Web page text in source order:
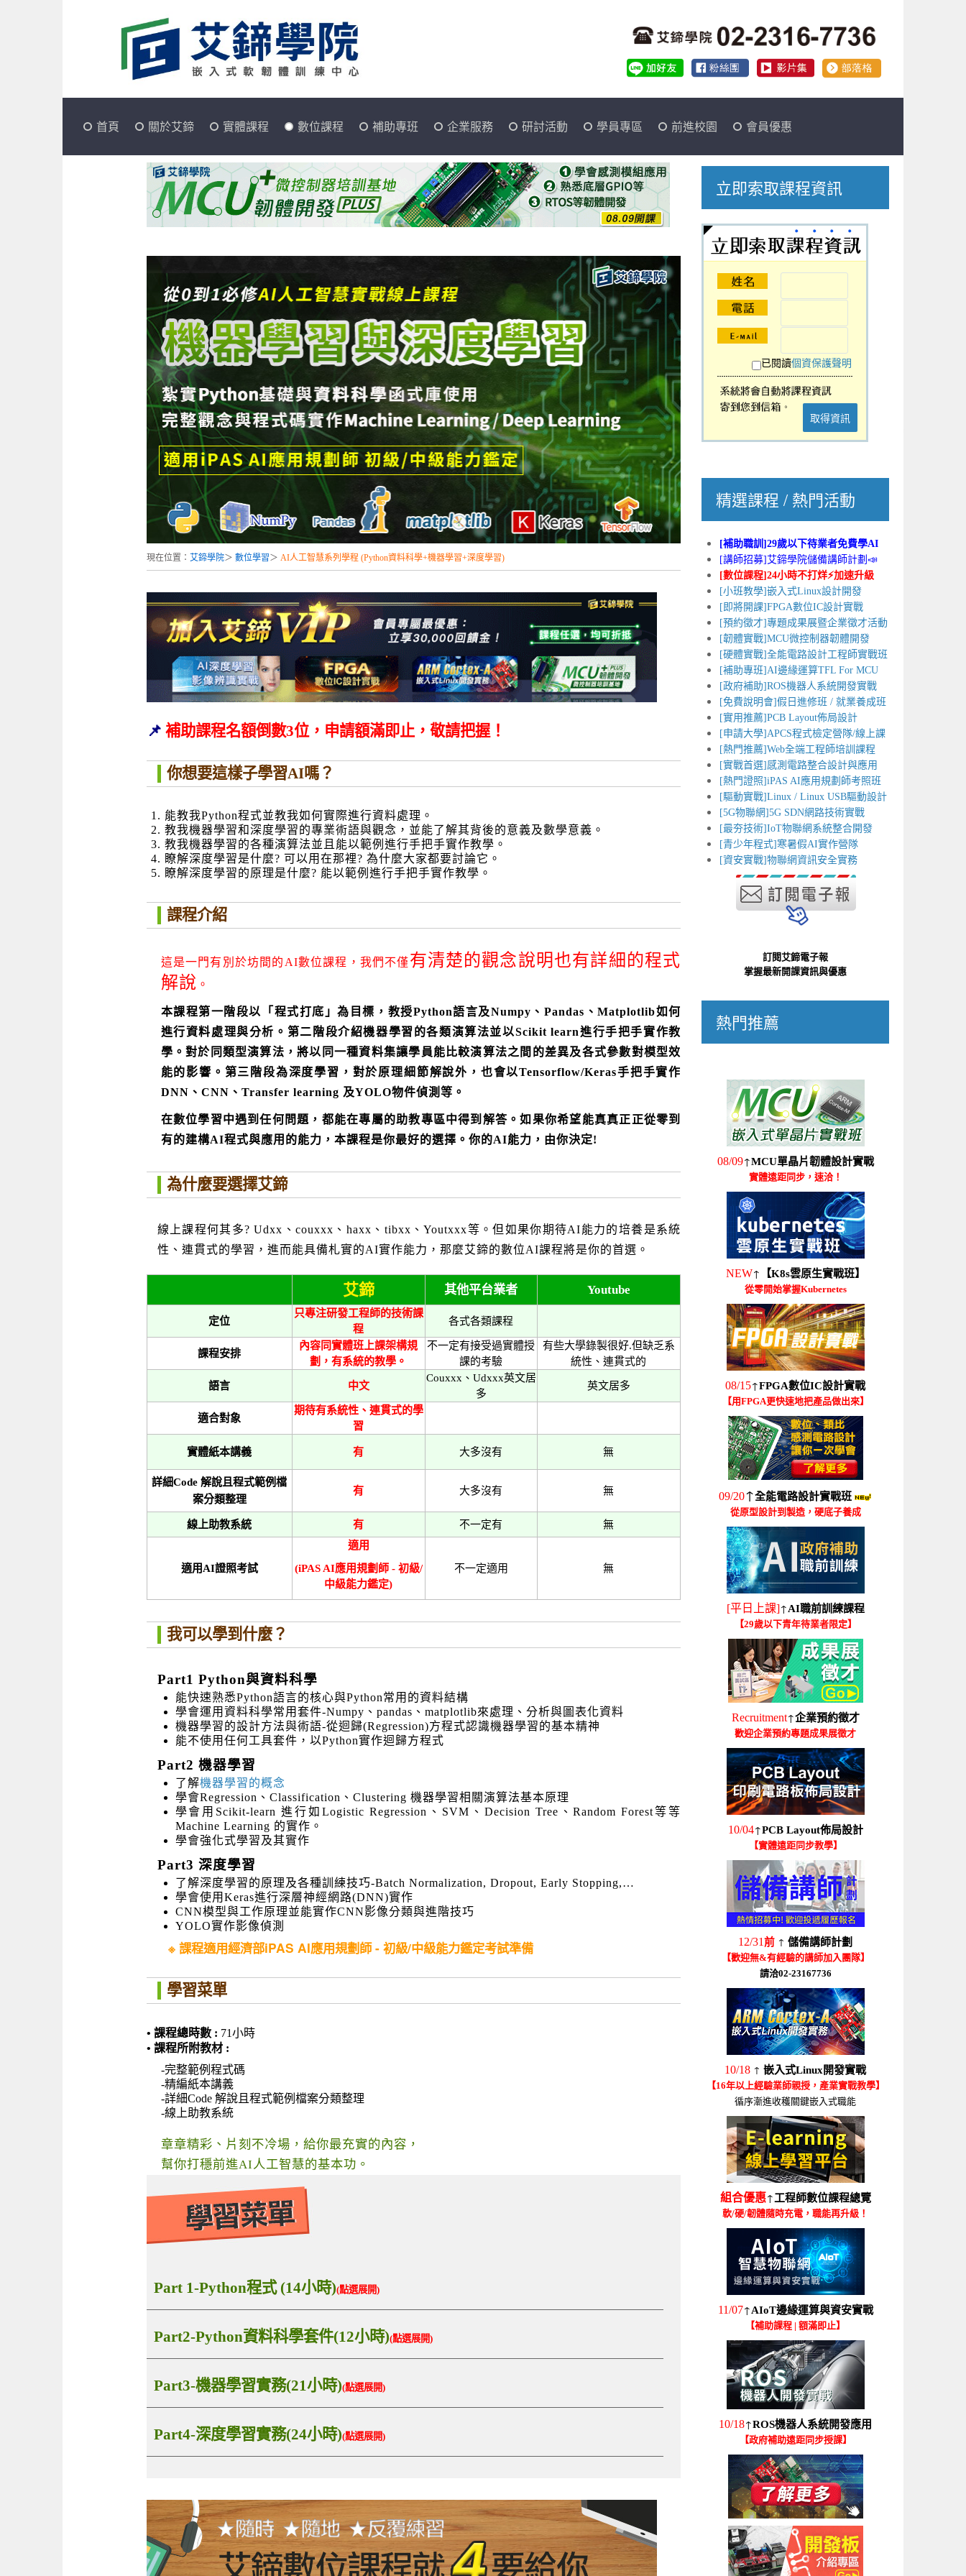
首頁 關於艾鍗 實體課程 數位課程 補助專班 企業服務 研討活動 學員專區 前進校園 會員優惠
現在位置： 艾鍗學院＞ 數位學習＞ AI人工智慧系列學程 (Python資料科學+機器學習+深度學習)
📌 補助課程名額倒數3位，申請額滿即止，敬請把握！
你想要這樣子學習AI嗎？
能教我Python程式並教我如何實際進行資料處理。
教我機器學習和深度學習的專業術語與觀念，並能了解其背後的意義及數學意義。
教我機器學習的各種演算法並且能以範例進行手把手實作教學。
瞭解深度學習是什麼? 可以用在那裡? 為什麼大家都要討論它。
瞭解深度學習的原理是什麼? 能以範例進行手把手實作教學。
課程介紹
這是一門有別於坊間的AI數位課程，我們不僅有清楚的觀念說明也有詳細的程式
解說 。
本課程第一階段以「程式打底」為目標，教授Python語言及Numpy、Pandas、Matplotlib如何
進行資料處理與分析。第二階段介紹機器學習的各類演算法並以Scikit learn進行手把手實作教
學。對於同類型演算法，將以同一種資料集讓學員能比較演算法之間的差異及各式參數對模型效
能的影響。第三階段為深度學習，對於原理細節解說外，也會以Tensorflow/Keras手把手實作
DNN、CNN、Transfer learning 及YOLO物件偵測等。
在數位學習中遇到任何問題，都能在專屬的助教專區中得到解答。如果你希望能真真正正從零到
有的建構AI程式與應用的能力，本課程是你最好的選擇。你的AI能力，由你決定!
為什麼要選擇艾鍗
線上課程何其多? Udxx、couxxx、haxx、tibxx、Youtxxx等。但如果你期待AI能力的培養是系統
性、連貫式的學習，進而能具備札實的AI實作能力，那麼艾鍗的數位AI課程將是你的首選。
艾鍗 其他平台業者 Youtube
定位
只專注研發工程師的技術課
程
各式各類課程
課程安排
內容同實體班上課架構規
劃，有系統的教學。
不一定有接受過實體授
課的考驗
有些大學錄製很好.但缺乏系
統性、連貫式的
語言 中文
Couxxx、Udxxx英文居
多
英文居多
適合對象
期待有系統性、連貫式的學
習
實體紙本講義 有 大多沒有 無
詳細Code 解說且程式範例檔
案分類整理
有 大多沒有 無
線上助教系統 有 不一定有 無
適用AI證照考試
適用
(iPAS AI應用規劃師 - 初級/
中級能力鑑定)
不一定適用 無
我可以學到什麼？
Part1 Python與資料科學
能快速熟悉Python語言的核心與Python常用的資料結構
學會運用資料科學常用套件-Numpy、pandas、matplotlib來處理、分析與圖表化資料
機器學習的設計方法與術語-從迴歸(Regression)方程式認識機器學習的基本精神
能不使用任何工具套件，以Python實作迴歸方程式
Part2 機器學習
了解機器學習的概念
學會Regression、Classification、Clustering 機器學習相關演算法基本原理
學會用Scikit-learn 進行如Logistic Regression、SVM、Decision Tree、Random Forest等等
Machine Learning 的實作。
學會強化式學習及其實作
Part3 深度學習
了解深度學習的原理及各種訓練技巧-Batch Normalization, Dropout, Early Stopping,…
學會使用Keras進行深層神經網路(DNN)實作
CNN模型與工作原理並能實作CNN影像分類與進階技巧
YOLO實作影像偵測
※ 課程適用經濟部iPAS AI應用規劃師 - 初級/中級能力鑑定考試準備
學習菜單
• 課程總時數 : 71小時
• 課程所附教材 :
-完整範例程式碼
-精編紙本講義
-詳細Code 解說且程式範例檔案分類整理
-線上助教系統
章章精彩、片刻不冷場，給你最充實的內容，
幫你打穩前進AI人工智慧的基本功。
Part 1-Python程式 (14小時)(點選展開)
Part2-Python資料科學套件(12小時)(點選展開)
Part3-機器學習實務(21小時)(點選展開)
Part4-深度學習實務(24小時)(點選展開)
立即索取課程資訊
已閱讀個資保護聲明
取得資訊
精選課程 / 熱門活動
[補助職訓]29歲以下待業者免費學AI
[講師招募]艾鍗學院儲備講師計劃📣
[數位課程]24小時不打烊⚡加速升級
[小班教學]嵌入式Linux設計開發
[即將開課]FPGA數位IC設計實戰
[預約徵才]專題成果展暨企業徵才活動
[韌體實戰]MCU微控制器韌體開發
[硬體實戰]全能電路設計工程師實戰班
[補助專班]AI邊緣運算TFL For MCU
[政府補助]ROS機器人系統開發實戰
[免費說明會]假日進修班 / 就業養成班
[實用推薦]PCB Layout佈局設計
[申請大學]APCS程式檢定營隊/線上課
[熱門推薦]Web全端工程師培訓課程
[實戰首選]感測電路整合設計與應用
[熱門證照]iPAS AI應用規劃師考照班
[驅動實戰]Linux / Linux USB驅動設計
[5G物聯網]5G SDN網路技術實戰
[最夯技術]IoT物聯網系統整合開發
[青少年程式]寒暑假AI實作營隊
[資安實戰]物聯網資訊安全實務
訂閱艾鍗電子報
掌握最新開課資訊與優惠
熱門推薦
08/09↑MCU單晶片韌體設計實戰
實體遠距同步，速洽！
NEW↑ 【K8s雲原生實戰班】
從零開始掌握Kubernetes
08/15↑FPGA數位IC設計實戰
【用FPGA更快速地把產品做出來】
09/20↑全能電路設計實戰班
從原型設計到製造，硬底子養成
[平日上課]↑AI職前訓練課程
【29歲以下青年待業者限定】
Recruitment↑企業預約徵才
歡迎企業預約專題成果展徵才
10/04↑PCB Layout佈局設計
【實體遠距同步教學】
12/31前 ↑ 儲備講師計劃
【歡迎無&有經驗的講師加入團隊】
請洽02-23167736
10/18 ↑ 嵌入式Linux開發實戰
【16年以上經驗業師親授，產業實戰教學】
循序漸進收穫關鍵嵌入式職能
組合優惠↑工程師數位課程總覽
軟/硬/韌體隨時充電，職能再升級！
11/07↑AIoT邊緣運算與資安實戰
【補助課程 | 額滿即止】
10/18↑ROS機器人系統開發應用
【政府補助遠距同步授課】